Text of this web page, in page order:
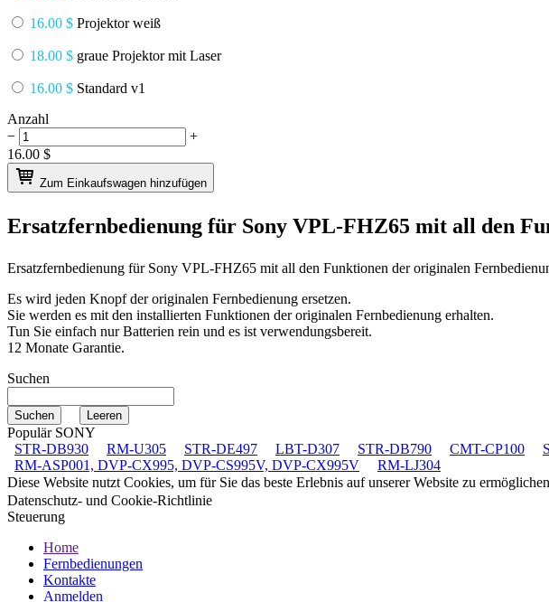
16.00 $ Projektor weiß
18.00 $ graue Projektor mit Laser
16.00 $ Standard v1
Anzahl
−
+
16.00 $
Zum Einkaufswagen hinzufügen
Ersatzfernbedienung für Sony VPL-FHZ65 mit all den
Ersatzfernbedienung fürSony VPL-FHZ65 mit all den Funktionen der originalen
Es wird jeden Knopf der originalen Fernbedienung ersetzen.
Sie werden es mit den installierten Funktionen der originalen Fernbedienung erhalten.
Tun Sie einfach nur Batterien rein und es ist verwendungsbereit.
12 Monate Garantie.
Suchen
Populär SONY
STR-DB930
RM-U305 STR-DE497 LBT-D307 STR-DB790 CMT-CP100
RM-ASP001, DVP-CX995, DVP-CS995V, DVP-CX995V
RM-LJ304
Diese Website nutzt Cookies, um für Sie das beste Erlebnis auf unserer Website zu
Datenschutz- und Cookie-Richtlinie
Steuerung
Home
Fernbedienungen
Kontakte
Anmelden